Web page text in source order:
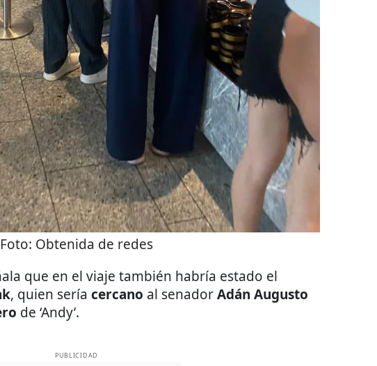
Foto: Obtenida de redes
que en el viaje también habría estado el
, quien sería cercano al senadorAdán Augusto
de ‘Andy’.
PUBLICIDAD